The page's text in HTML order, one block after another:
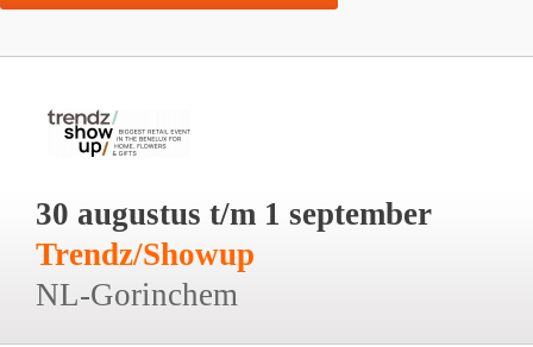
30 augustus t/m 1 september
Trendz/Showup
NL-Gorinchem